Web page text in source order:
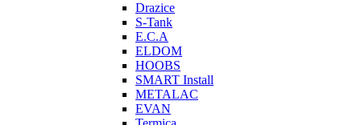
Drazice
S-Tank
E.C.A
ELDOM
HOOBS
SMART Install
METALAC
EVAN